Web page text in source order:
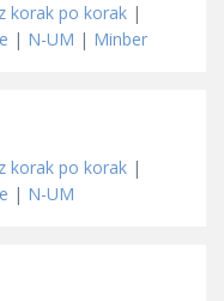
korak po korak |
| N-UM | Minber
korak po korak |
| N-UM